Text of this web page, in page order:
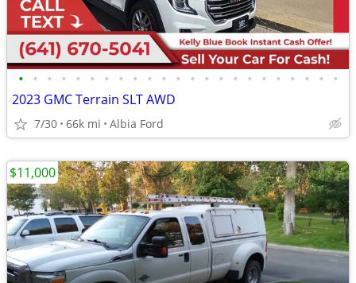
• • • • • • • • • • • • • • • • • • • • • • •
2023 GMC Terrain SLT AWD
7/30 66k mi Albia Ford
$11,000